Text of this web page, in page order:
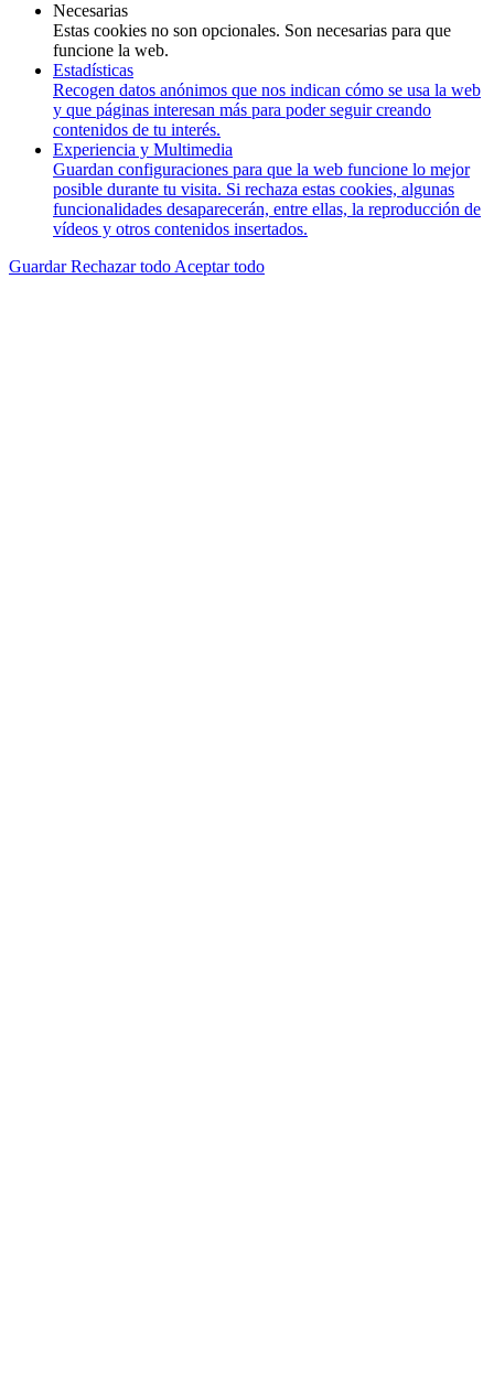
Necesarias
Estas cookies no son opcionales. Son necesarias para que
funcione la web.
Estadísticas
Recogen datos anónimos que nos indican cómo se usa la web
y que páginas interesan más para poder seguir creando
contenidos de tu interés.
Experiencia y Multimedia
Guardan configuraciones para que la web funcione lo mejor
posible durante tu visita. Si rechaza estas cookies, algunas
funcionalidades desaparecerán, entre ellas, la reproducción de
vídeos y otros contenidos insertados.
GuardarRechazar todo Aceptar todo